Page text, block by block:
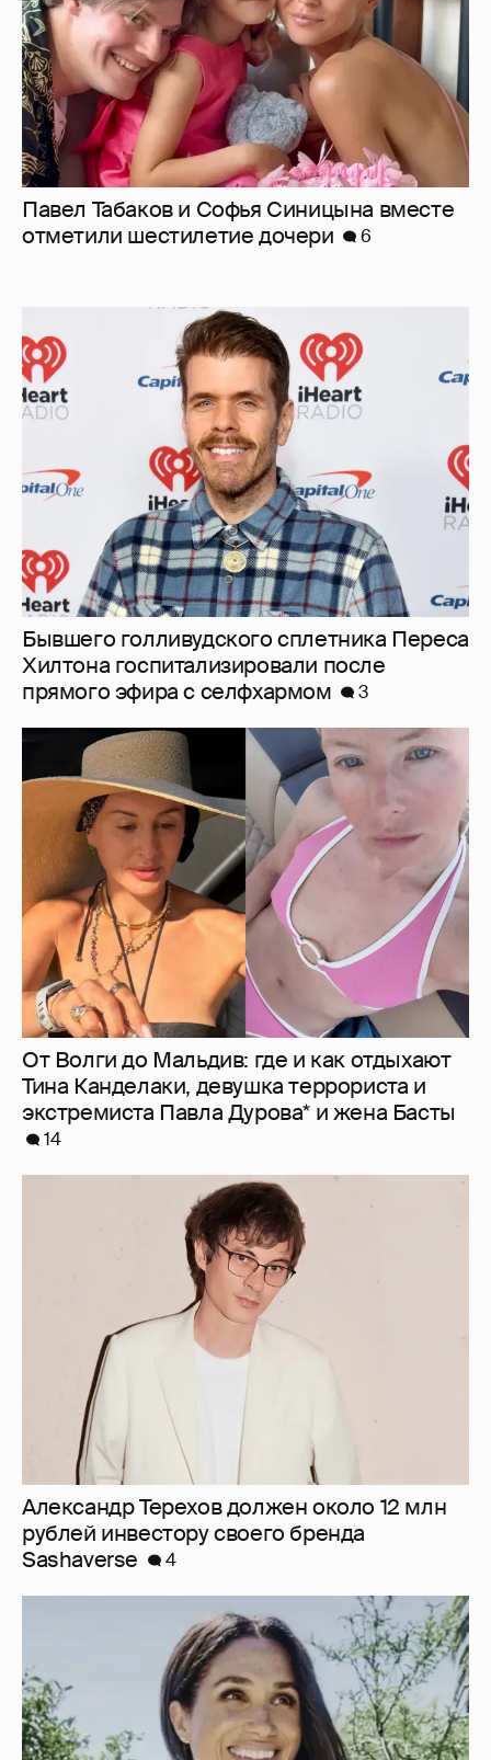
Бывшего голливудского сплетника Переса
Хилтона госпитализировали после
прямого эфира с селфхармом
3
От Волги до Мальдив: где и как отдыхают
Тина Канделаки, девушка террориста и
экстремиста Павла Дурова* и жена Басты
14
Александр Терехов должен около 12 млн
рублей инвестору своего бренда
Меган Маркл станцевала в короне в честь
своего 45-летия
11